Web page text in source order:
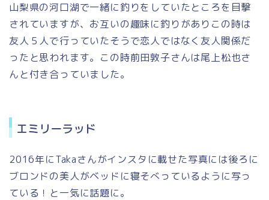
山梨県の河口湖で一緒に釣りをしていたところを目撃
されていますが、お互いの趣味に釣りがありこの時は
友人５人で行っていたそうで恋人ではなく友人関係だ
ったと思われます。この時前田敦子さんは尾上松也さ
んと付き合っていました。
エミリーラッド
2016年にTakaさんがインスタに載せた写真には後ろに
ブロンドの美人がベッドに寝そべっているように写っ
ている！と一気に話題に。